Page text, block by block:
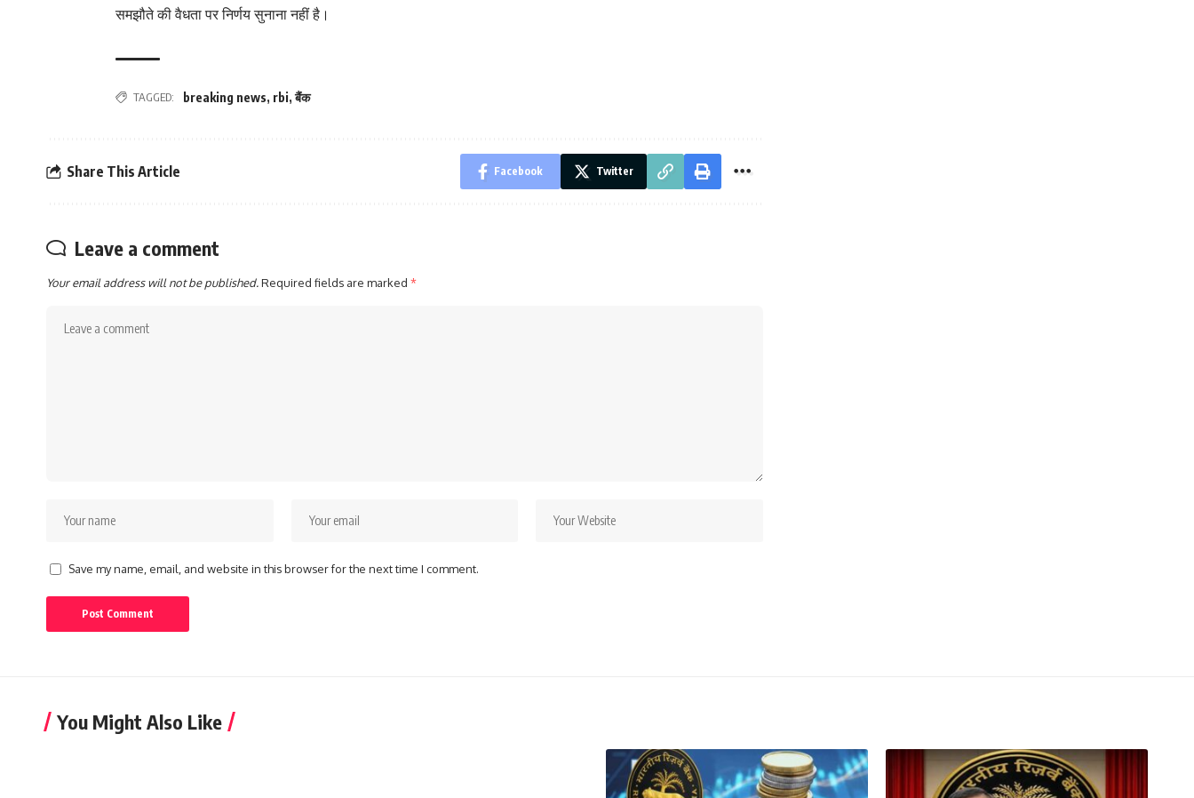
समझौते की वैधता पर निर्णय सुनाना नहीं है।
TAGGED: breaking news, rbi,बैंक
Share This Article Facebook Twitter
Leave a comment
Your email address will not be published.Required fields are marked *
Save my name, email, and website in this browser for the next time I comment.
You Might Also Like